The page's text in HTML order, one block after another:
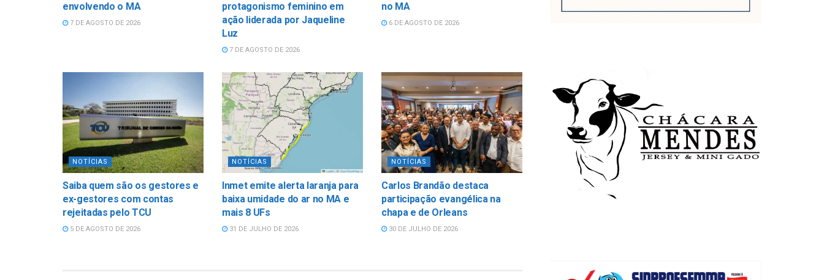
envolvendo o MA
7 DE AGOSTO DE 2026
protagonismo feminino em
ação liderada por Jaqueline
Luz
7 DE AGOSTO DE 2026
no MA
6 DE AGOSTO DE 2026
NOTÍCIAS
Saiba quem são os gestores e
ex-gestores com contas
rejeitadas pelo TCU
5 DE AGOSTO DE 2026
NOTÍCIAS
Inmet emite alerta laranja para
baixa umidade do ar no MA e
mais 8 UFs
31 DE JULHO DE 2026
NOTÍCIAS
Carlos Brandão destaca
participação evangélica na
chapa e de Orleans
30 DE JULHO DE 2026